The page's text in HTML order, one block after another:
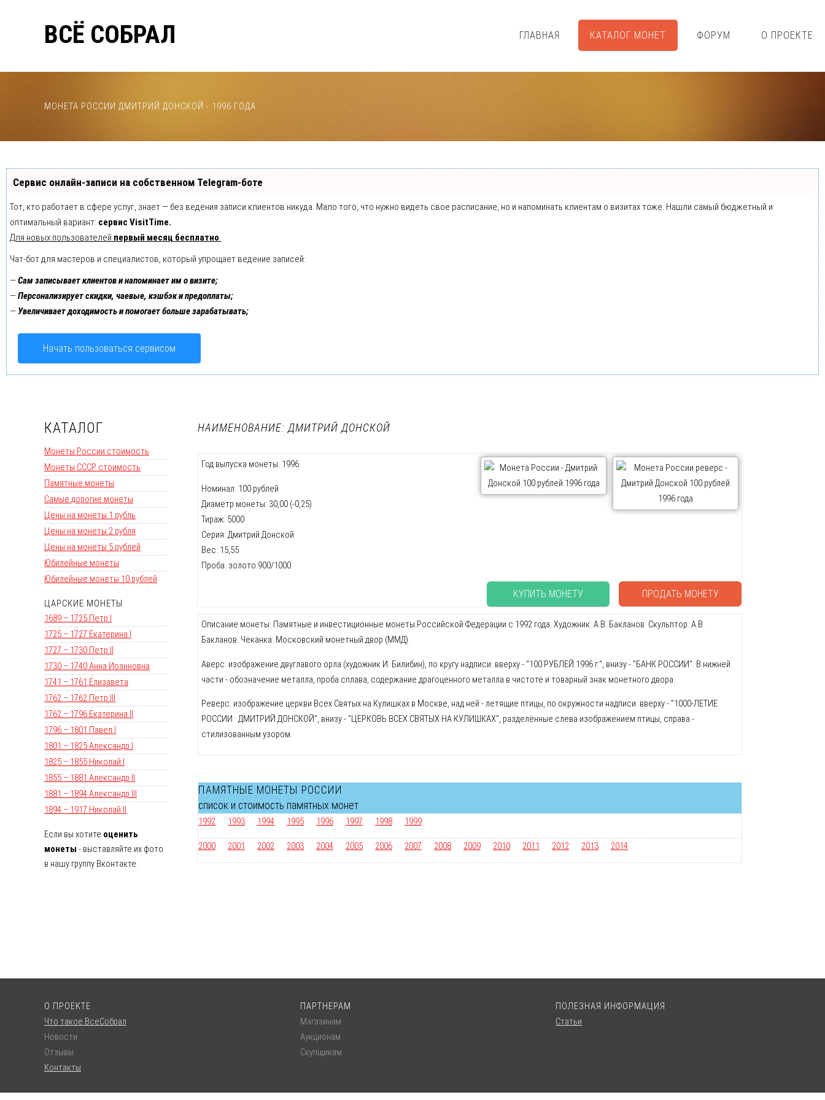
ВСЁ СОБРАЛ ГЛАВНАЯ КАТАЛОГ МОНЕТ ФОРУМ О ПРОЕКТЕ
МОНЕТА РОССИИ ДМИТРИЙ ДОНСКОЙ - 1996 ГОДА
Сервис онлайн-записи на собственном Telegram-боте
Тот, кто работает в сфере услуг, знает — без ведения записи клиентов никуда. Мало того, что нужно видеть свое расписание, но и напоминать клиентам о визитах тоже. Нашли самый бюджетный и
оптимальный вариант: сервис VisitTime.
Для новых пользователей первый месяц бесплатно.
Чат-бот для мастеров и специалистов, который упрощает ведение записей:
—Сам записывает клиентов и напоминает им о визите;
—Персонализирует скидки, чаевые, кэшбэк и предоплаты;
— Увеличивает доходимость и помогает больше зарабатывать;
Начать пользоваться сервисом
КАТАЛОГ
Монеты России стоимость
Монеты СССР стоимость
Памятные монеты
Самые дорогие монеты
Цены на монеты 1 рубль
Цены на монеты 2 рубля
Цены на монеты 5 рублей
Юбилейные монеты
Юбилейные монеты 10 рублей
ЦАРСКИЕ МОНЕТЫ
1689 – 1725 Петр I
1725 – 1727 Екатерина I
1727 – 1730 Петр II
1730 – 1740 Анна Иоанновна
1741 – 1761 Елизавета
1762 – 1762 Петр III
1762 – 1796 Екатерина II
1796 – 1801 Павел I
1801 – 1825 Александр I
1825 – 1855 Николай I
1855 – 1881 Александр II
1881 – 1894 Александр III
1894 – 1917 Николай II
Если вы хотите оценить
монеты - выставляйте их фото
в нашу группу Вконтакте.
НАИМЕНОВАНИЕ: ДМИТРИЙ ДОНСКОЙ
Год выпуска монеты: 1996
Номинал: 100 рублей
Диаметр монеты: 30,00 (-0,25)
Тираж: 5000
Серия: Дмитрий Донской
Вес: 15,55
Проба: золото 900/1000
КУПИТЬ МОНЕТУ ПРОДАТЬ МОНЕТУ
Описание монеты: Памятные и инвестиционные монеты Российской Федерации с 1992 года. Художник: А.В. Бакланов. Скульптор: А.В.
Бакланов. Чеканка: Московский монетный двор (ММД).
Аверс: изображение двуглавого орла (художник И. Билибин), по кругу надписи: вверху - "100 РУБЛЕЙ 1996 г.", внизу - "БАНК РОССИИ". В нижней
части - обозначение металла, проба сплава, содержание драгоценного металла в чистоте и товарный знак монетного двора.
Реверс: изображение церкви Всех Святых на Кулишках в Москве, над ней - летящие птицы, по окружности надписи: вверху - "1000-ЛЕТИЕ
РОССИИ · ДМИТРИЙ ДОНСКОЙ", внизу - "ЦЕРКОВЬ ВСЕХ СВЯТЫХ НА КУЛИШКАХ", разделённые слева изображением птицы, справа -
стилизованным узором.
ПАМЯТНЫЕ МОНЕТЫ РОССИИ
список и стоимость памятных монет
1992 1993 1994 1995 1996 1997 1998 1999
2000 2001 2002 2003 2004 2005 2006 2007 2008 2009 2010 2011 2012 2013 2014
О ПРОЕКТЕ
Что такое ВсеСобрал
Новости
Отзывы
Контакты
ПАРТНЕРАМ
Магазинам
Аукционам
Скупщикам
ПОЛЕЗНАЯ ИНФОРМАЦИЯ
Статьи